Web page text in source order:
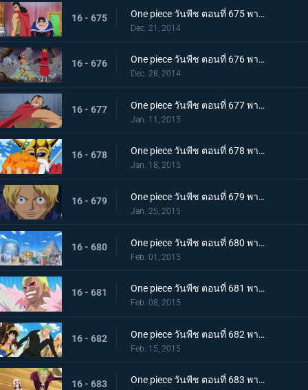
16 - 675 One piece วันพีช ตอนที่ 675 พากย์ไทย การพบพานแห่งโชคชะตา เคียรอสและราชาริคุ!
Dec. 21, 2014
16 - 676 One piece วันพีช ตอนที่ 676 พากย์ไทย แผนการล้มเหลว! วีรบุรุษอุโซแลนด์เสียชีวิต!?
Dec. 28, 2014
16 - 677 One piece วันพีช ตอนที่ 677 พากย์ไทย ตำนานฟื้นคืนชีพ! การโจมตีสุดกำลังของเคียรอส
Jan. 11, 2015
16 - 678 One piece วันพีช ตอนที่ 678 พากย์ไทย หมัดอัคคีปะทุ! พลังของผลเมระเมระฟื้นกลับคืน
Jan. 18, 2015
16 - 679 One piece วันพีช ตอนที่ 679 พากย์ไทย ผู้กล้าเบิกโรง! ซาโบะ เสนาธิการกองทัพปฏิวัติ
Jan. 25, 2015
16 - 680 One piece วันพีช ตอนที่ 680 พากย์ไทย กับดักอันชั่วร้าย!!! แผนทำลายล้างเดรสโรซ่า!
Feb. 01, 2015
16 - 681 One piece วันพีช ตอนที่ 681 พากย์ไทย ชายผู้มีค่าหัว 500 ล้าน อุโซแลนด์ตกเป็นเป้า!
Feb. 08, 2015
16 - 682 One piece วันพีช ตอนที่ 682 พากย์ไทย ฝ่าแดนศัตรู! ลูฟี่และโซโลเริ่มตอบโต้
Feb. 15, 2015
16 - 683 One piece วันพีช ตอนที่ 683 พากย์ไทย สะเทือนทั่วปฐพี!! พีก้า เทพแห่งการทำลายล้างปรากฏตัว